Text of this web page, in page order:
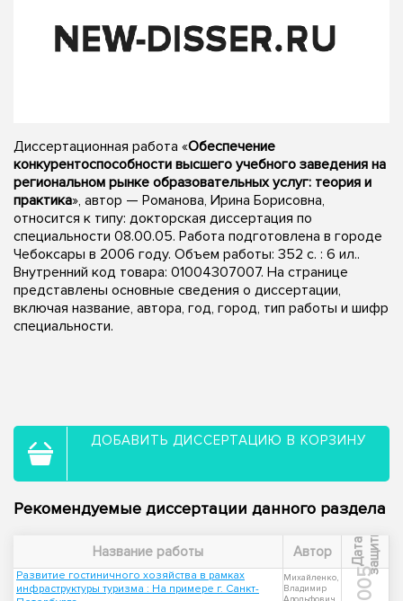
Диссертационная работа «Обеспечение
конкурентоспособности высшего учебного заведения на
региональном рынке образовательных услуг: теория и
практика», автор — Романова, Ирина Борисовна,
относится к типу: докторская диссертация по
специальности 08.00.05. Работа подготовлена в городе
Чебоксары в 2006 году. Объем работы: 352 с. : 6 ил..
Внутренний код товара: 01004307007. На странице
представлены основные сведения о диссертации,
включая название, автора, год, город, тип работы и шифр
специальности.
ДОБАВИТЬ ДИССЕРТАЦИЮ В КОРЗИНУ
Рекомендуемые диссертации данного раздела
Название работы Автор Д
а
т
а
з
а
щ
и
т ы
Развитие гостиничного хозяйства в рамках
инфраструктуры туризма : На примере г. Санкт-
Михайленко,
Владимир
2005